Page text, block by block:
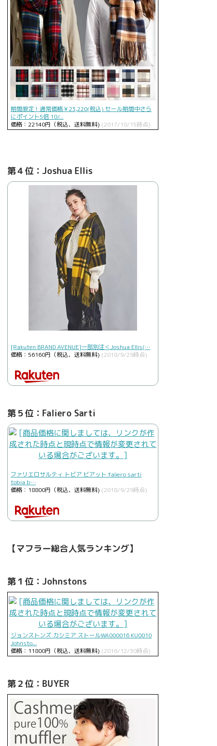
期間限定！通常価格￥23,220(税込) セール期間中さら
にポイント5倍 10/...
価格：22140円（税込、送料無料) (2017/10/15時点)
第４位：Joshua Ellis
[Rakuten BRAND AVENUE]一部別注＜Joshua Ellis(…
価格：56160円（税込、送料無料) (2018/9/29時点)
第５位：Faliero Sarti
ファリエロサルティ トビア ビアット faliero sarti
tobia b…
価格：18800円（税込、送料無料) (2018/9/29時点)
【マフラー総合人気ランキング】
第１位：Johnstons
ジョンストンズ カシミア ストールWA000016 KU0010
Johnsto...
価格：11800円（税込、送料無料) (2016/12/30時点)
第２位：BUYER